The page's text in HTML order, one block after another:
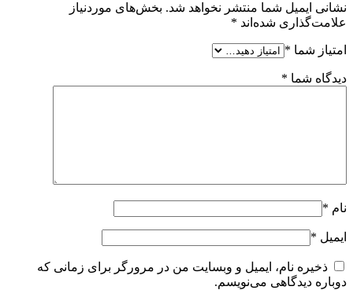
نشانی ایمیل شما منتشر نخواهد شد. بخش‌های موردنیاز
علامت‌گذاری شده‌اند *
امتیاز شما *
دیدگاه شما *
نام *
ایمیل *
ذخیره نام، ایمیل و وبسایت من در مرورگر برای زمانی که
دوباره دیدگاهی می‌نویسم.